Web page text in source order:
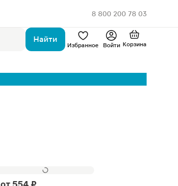
8 800 200 78 03
Найти
Избранное Войти Корзина